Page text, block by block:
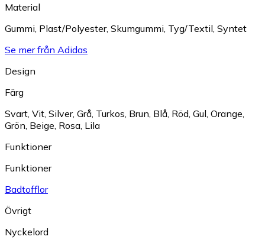
Material
Gummi, Plast/Polyester, Skumgummi, Tyg/Textil, Syntet
Se mer från Adidas
Design
Färg
Svart, Vit, Silver, Grå, Turkos, Brun, Blå, Röd, Gul, Orange,
Grön, Beige, Rosa, Lila
Funktioner
Funktioner
Badtofflor
Övrigt
Nyckelord